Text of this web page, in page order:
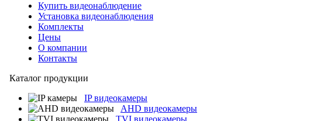
Купить видеонаблюдение
Установка видеонаблюдения
Комплекты
Цены
О компании
Контакты
Каталог продукции
IP видеокамеры
AHD видеокамеры
TVI видеокамеры